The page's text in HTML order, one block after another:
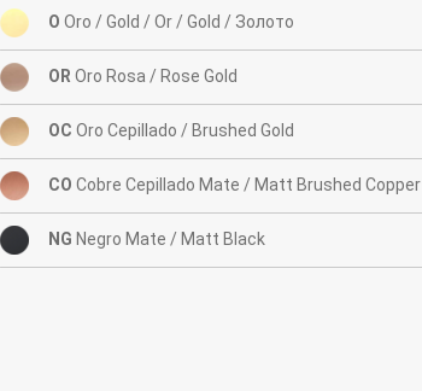
O Oro / Gold / Or / Gold / Золото
OR Oro Rosa / Rose Gold
OC Oro Cepillado / Brushed Gold
CO Cobre Cepillado Mate / Matt Brushed Copper
NG Negro Mate / Matt Black